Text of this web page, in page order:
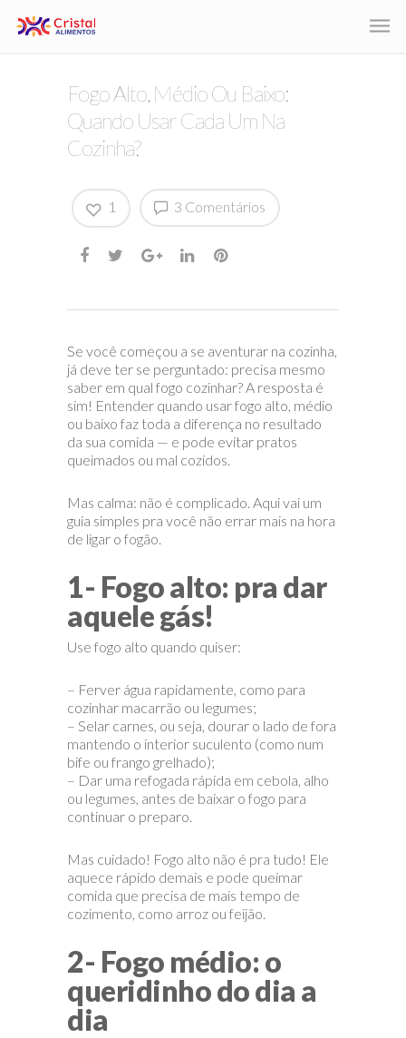
Fogo Alto, Médio Ou Baixo:
Quando Usar Cada Um Na
Cozinha?
3 Comentários
1
Se você começou a se aventurar na cozinha,
já deve ter se perguntado: precisa mesmo
saber em qual fogo cozinhar? A resposta é
sim! Entender quando usar fogo alto, médio
ou baixo faz toda a diferença no resultado
da sua comida — e pode evitar pratos
queimados ou mal cozidos.
Mas calma: não é complicado. Aqui vai um
guia simples pra você não errar mais na hora
de ligar o fogão.
1- Fogo alto: pra dar
aquele gás!
Use fogo alto quando quiser:
– Ferver água rapidamente, como para
cozinhar macarrão ou legumes;
– Selar carnes, ou seja, dourar o lado de fora
mantendo o interior suculento (como num
bife ou frango grelhado);
– Dar uma refogada rápida em cebola, alho
ou legumes, antes de baixar o fogo para
continuar o preparo.
Mas cuidado! Fogo alto não é pra tudo! Ele
aquece rápido demais e pode queimar
comida que precisa de mais tempo de
cozimento, como arroz ou feijão.
2- Fogo médio: o
queridinho do dia a
dia